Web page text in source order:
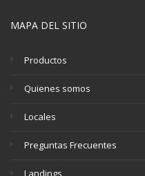
MAPA DEL SITIO
Productos
Quienes somos
Locales
Preguntas Frecuentes
Landings